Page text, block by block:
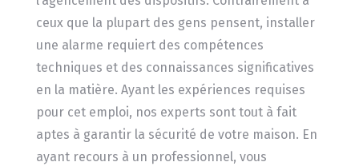
ceux que la plupart des gens pensent, installer
une alarme requiert des compétences
techniques et des connaissances significatives
en la matière. Ayant les expériences requises
pour cet emploi, nos experts sont tout à fait
aptes à garantir la sécurité de votre maison. En
ayant recours à un professionnel, vous